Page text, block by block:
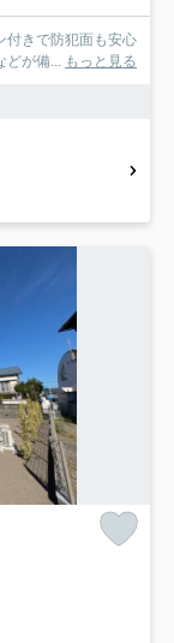
付きで防犯面も安心
どが備... もっと見る